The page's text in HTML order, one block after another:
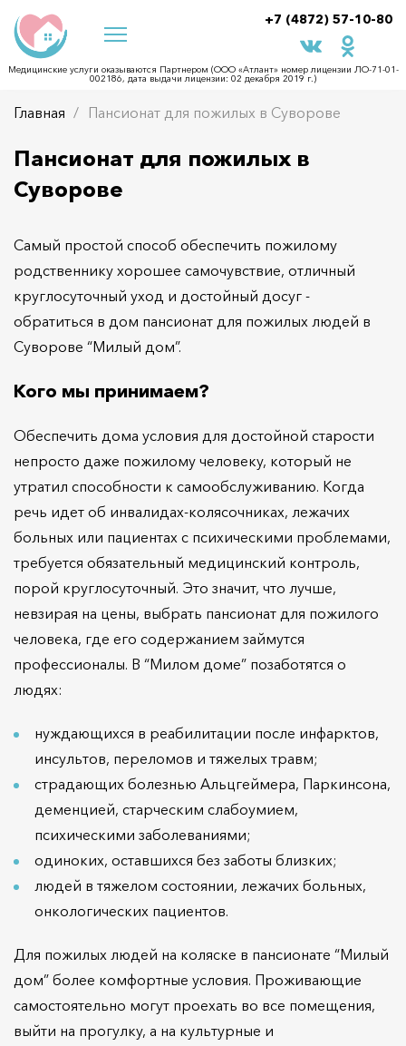
+7 (4872) 57-10-80
Медицинские услуги оказываются Партнером (ООО «Атлант» номер лицензии ЛО-71-01-
002186, дата выдачи лицензии: 02 декабря 2019 г.)
Главная Пансионат для пожилых в Суворове
Пансионат для пожилых в
Суворове
Самый простой способ обеспечить пожилому
родственнику хорошее самочувствие, отличный
круглосуточный уход и достойный досуг -
обратиться в дом пансионат для пожилых людей в
Суворове “Милый дом”.
Кого мы принимаем?
Обеспечить дома условия для достойной старости
непросто даже пожилому человеку, который не
утратил способности к самообслуживанию. Когда
речь идет об инвалидах-колясочниках, лежачих
больных или пациентах с психическими проблемами,
требуется обязательный медицинский контроль,
порой круглосуточный. Это значит, что лучше,
невзирая на цены, выбрать пансионат для пожилого
человека, где его содержанием займутся
профессионалы. В “Милом доме” позаботятся о
людях:
нуждающихся в реабилитации после инфарктов,
инсультов, переломов и тяжелых травм;
страдающих болезнью Альцгеймера, Паркинсона,
деменцией, старческим слабоумием,
психическими заболеваниями;
одиноких, оставшихся без заботы близких;
людей в тяжелом состоянии, лежачих больных,
онкологических пациентов.
Для пожилых людей на коляске в пансионате “Милый
дом” более комфортные условия. Проживающие
самостоятельно могут проехать во все помещения,
выйти на прогулку, а на культурные и